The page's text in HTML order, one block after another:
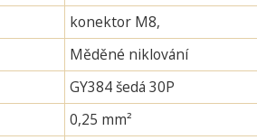
konektor M8,
Měděné niklování
GY384 šedá 30P
0,25 mm²